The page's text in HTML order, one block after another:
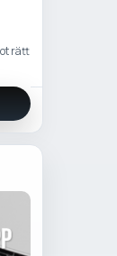
rätt